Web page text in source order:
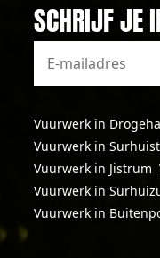
SCHRIJF JE
Vuurwerk in
Vuurwerk in
Vuurwerk in Jistrum
Vuurwerk in
Vuurwerk in